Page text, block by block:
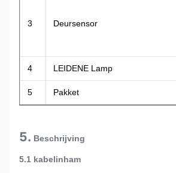
3 Deursensor
4 LEIDENE Lamp
5 Pakket
5. Beschrijving
5.1 kabelinham